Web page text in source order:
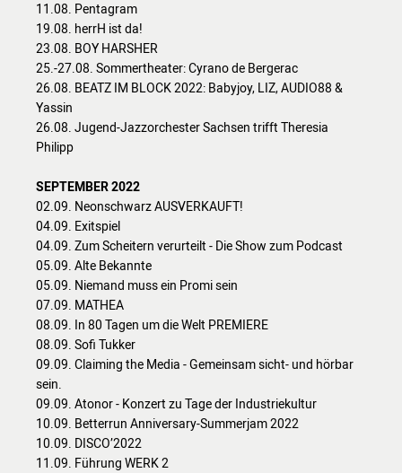
11.08. Pentagram
19.08. herrH ist da!
23.08. BOY HARSHER
25.-27.08. Sommertheater: Cyrano de Bergerac
26.08. BEATZ IM BLOCK 2022: Babyjoy, LIZ, AUDIO88 &
Yassin
26.08. Jugend-Jazzorchester Sachsen trifft Theresia
Philipp
SEPTEMBER 2022
02.09. Neonschwarz AUSVERKAUFT!
04.09. Exitspiel
04.09. Zum Scheitern verurteilt - Die Show zum Podcast
05.09. Alte Bekannte
05.09. Niemand muss ein Promi sein
07.09. MATHEA
08.09. In 80 Tagen um die Welt PREMIERE
08.09. Sofi Tukker
09.09. Claiming the Media - Gemeinsam sicht- und hörbar
sein.
09.09. Atonor - Konzert zu Tage der Industriekultur
10.09. Betterrun Anniversary-Summerjam 2022
10.09. DISCO’2022
11.09. Führung WERK 2